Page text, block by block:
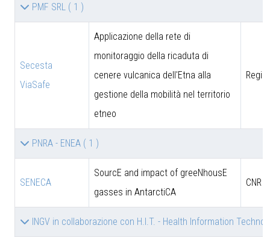
PMF SRL ( 1 )
Secesta
ViaSafe
Applicazione della rete di
monitoraggio della ricaduta di
cenere vulcanica dell'Etna alla
gestione della mobilità nel territorio
etneo
PNRA - ENEA ( 1 )
SENECA
SourcE and impact of greeNhousE
gasses in AntarctiCA
CNR
INGV in collaborazione con H.I.T. - Health Information